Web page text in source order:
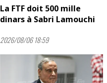
La FTF doit 500 mille
dinars à Sabri Lamouchi
2026/08/06 18:59